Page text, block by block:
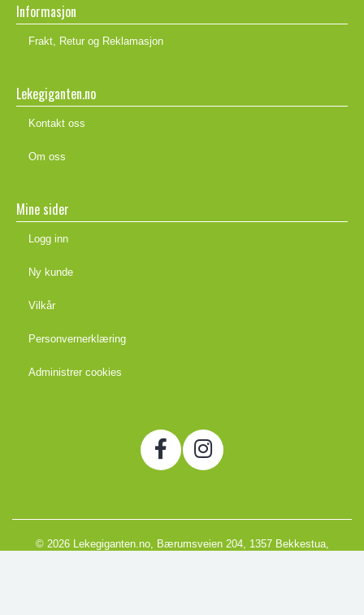
Informasjon
Frakt, Retur og Reklamasjon
Lekegiganten.no
Kontakt oss
Om oss
Mine sider
Logg inn
Ny kunde
Vilkår
Personvernerklæring
Administrer cookies
© 2026 Lekegiganten.no, Bærumsveien 204, 1357 Bekkestua,